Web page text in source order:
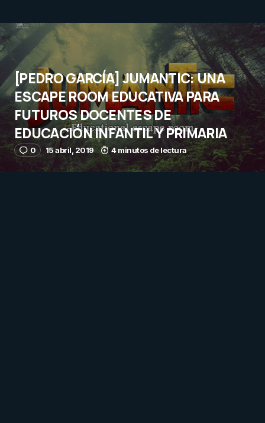
[PEDRO GARCÍA] JUMANTIC: UNA
ESCAPE ROOM EDUCATIVA PARA
FUTUROS DOCENTES DE
EDUCACIÓN INFANTIL Y PRIMARIA
0 15 abril, 2019 4 minutos de lectura